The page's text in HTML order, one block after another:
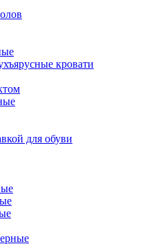
кровати
для обуви